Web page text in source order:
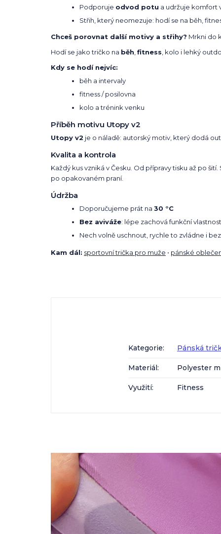
Podporuje odvod potu a udržuje komfort
Střih, který neomezuje: hodí se na běh,
Chceš porovnat další motivy a střihy? Mrkni do
Hodí se jako tričko na běh fitness , kolo i lehký
Kdy se hodí nejvíc:
běh a intervaly
fitness / posilovna
kolo a trénink venku
Příběh motivu Utopy v2
Utopy v2 je o náladě: autorský motiv, který dodá
Kvalita a kontrola
Každý kus vzniká v Česku. Od přípravy tisku až po
po opakovaném praní.
Údržba
Doporučujeme prát na 30 °C
Bez aviváže: lépe zachová funkční
Nech volně uschnout, rychle to zvládne i
Kam dál: sportovní trička pro muže • pánské
Kategorie: Pánská
Materiál: Polyester
Využití: Fitness